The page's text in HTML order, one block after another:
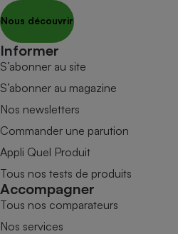
Nous découvrir
Informer
S’abonner au site
S’abonner au magazine
Nos newsletters
Commander une parution
Appli Quel Produit
Tous nos tests de produits
Accompagner
Tous nos comparateurs
Nos services